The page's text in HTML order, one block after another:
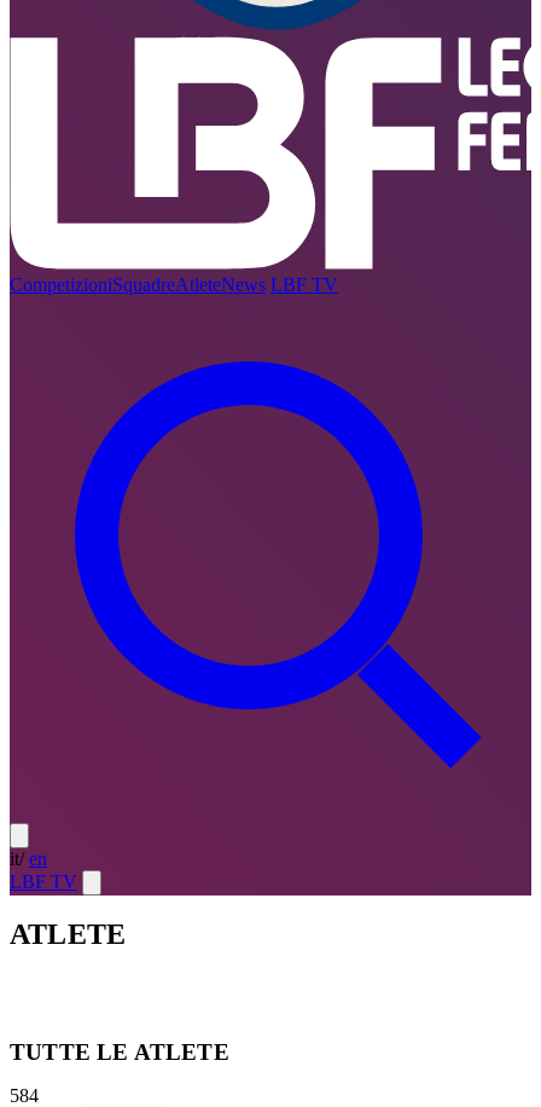
CompetizioniSquadreAtleteNews LBF TV
it/ en
LBF TV
ATLETE
TUTTE LE ATLETE
584